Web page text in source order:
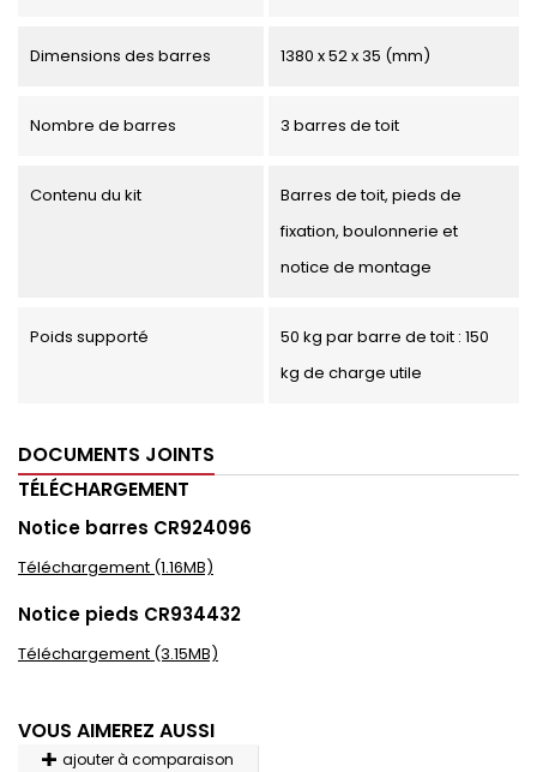
Dimensions des barres 1380 x 52 x 35 (mm)
Nombre de barres 3 barres de toit
Contenu du kit
Barres de toit, pieds de
fixation, boulonnerie et
notice de montage
Poids supporté
50 kg par barre de toit : 150
kg de charge utile
DOCUMENTS JOINTS
TÉLÉCHARGEMENT
Notice barres CR924096
Téléchargement (1.16MB)
Notice pieds CR934432
Téléchargement (3.15MB)
VOUS AIMEREZ AUSSI
ajouter à comparaison